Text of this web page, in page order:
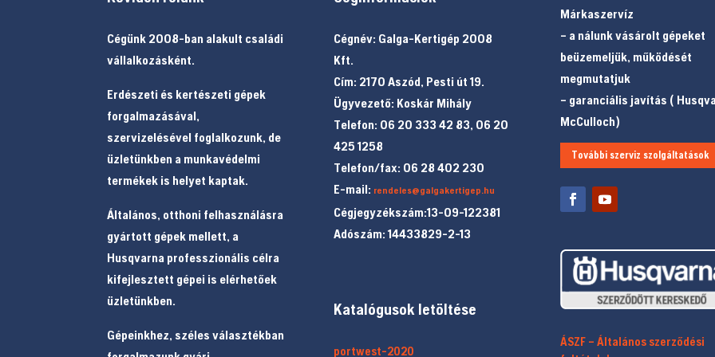
Cégünk 2008-ban alakult családi
vállalkozásként.
Erdészeti és kertészeti gépek
forgalmazásával,
szervizelésével foglalkozunk, de
üzletünkben a munkavédelmi
termékek is helyet kaptak.
Általános, otthoni felhasználásra
gyártott gépek mellett, a
Husqvarna professzionális célra
kifejlesztett gépei is elérhetőek
üzletünkben.
Gépeinkhez, széles választékban
Cégnév: Galga-Kertigép 2008
Kft.
Cím: 2170 Aszód, Pesti út 19.
Ügyvezető: Koskár Mihály
Telefon: 06 20 333 42 83, 06 20
425 1258
Telefon/fax: 06 28 402 230
E-mail: rendeles@galgakertigep.hu
Cégjegyzékszám:13-09-122381
Adószám: 14433829-2-13
Katalógusok letöltése
portwest-2020
Márkaszervíz
– a nálunk vásárolt gépeket
beüzemeljük, működését
megmutatjuk
– garanciális javítás (
McCulloch)
További szerviz szolgáltatások
ÁSZF – Általános szerződési